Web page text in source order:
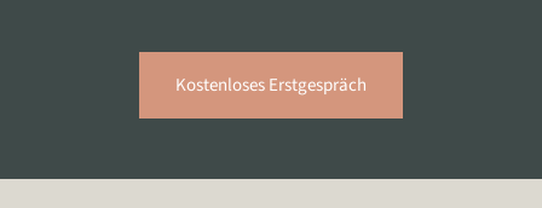
Kostenloses Erstgespräch